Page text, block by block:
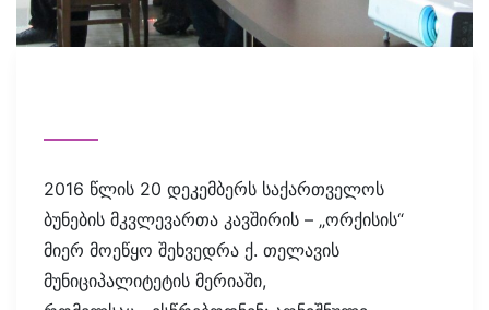
2016 წლის 20 დეკემბერს საქართველოს
ბუნების მკვლევართა კავშირის – „ორქისის“
მიერ მოეწყო შეხვედრა ქ. თელავის
მუნიციპალიტეტის მერიაში,